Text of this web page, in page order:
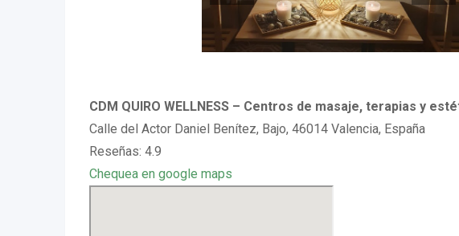
CDM QUIRO WELLNESS – Centros de masaje, terapias y
Calle del Actor Daniel Benítez, Bajo, 46014 Valencia, España
Reseñas: 4.9
Chequea en google maps